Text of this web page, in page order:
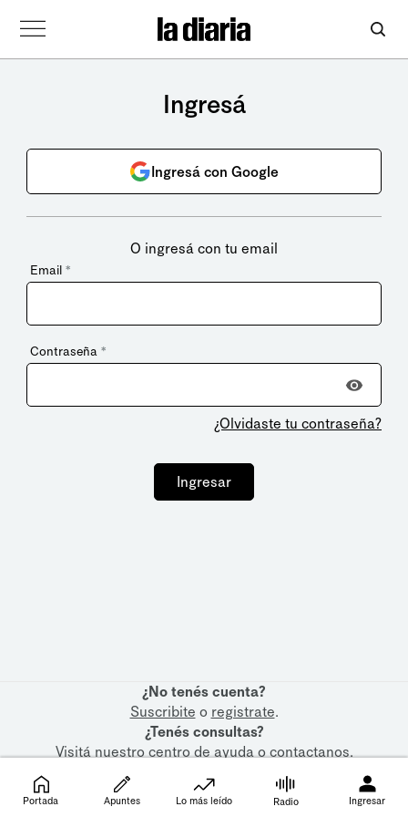
Ingresá
Ingresá con Google
O ingresá con tu email
Email *
Contraseña *
¿Olvidaste tu contraseña?
Ingresar
¿No tenés cuenta?
Suscribite o registrate.
¿Tenés consultas?
Visitá nuestrocentro de ayudaocontactanos.
Portada Apuntes Lo más leído Radio Ingresar